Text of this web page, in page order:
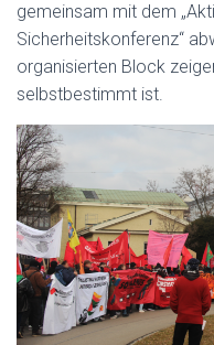
gemeinsam mit dem
Sicherheitskonferenz“
organisierten Block
selbstbestimmt ist.